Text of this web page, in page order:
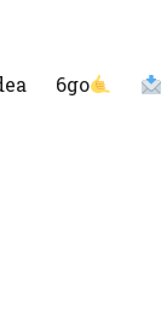
6go